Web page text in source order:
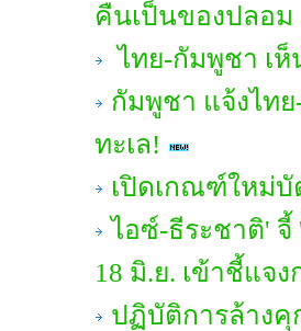
คืนเป็นของปลอม
ไทย-กัมพูชา เห็
กัมพูชา แจ้งไท
ทะเล!
เปิดเกณฑ์ใหม่
ไอซ์-ธีระชาติ' จี้
18 มิ.ย. เข้าชี้แจ
ปฏิบัติการล้างคุ